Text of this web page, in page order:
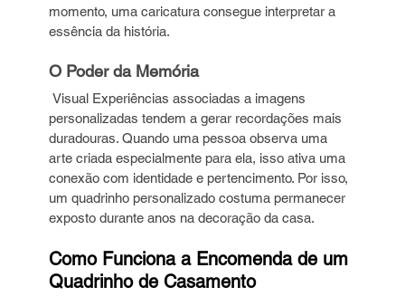
momento, uma caricatura consegue interpretar a
essência da história.
O Poder da Memória
personalizadas tendem a gerar recordações mais
duradouras. Quando uma pessoa observa uma
arte criada especialmente para ela, isso ativa uma
conexão com identidade e pertencimento. Por isso,
um quadrinho personalizado costuma permanecer
exposto durante anos na decoração da casa.
Como Funciona a Encomenda de um
Quadrinho de Casamento